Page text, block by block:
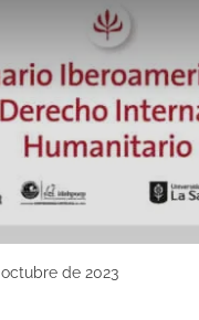
de 2023